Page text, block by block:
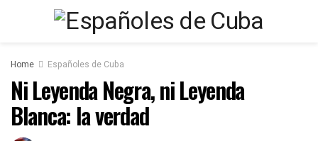
Home Españoles de Cuba
Ni Leyenda Negra, ni Leyenda
Blanca: la verdad